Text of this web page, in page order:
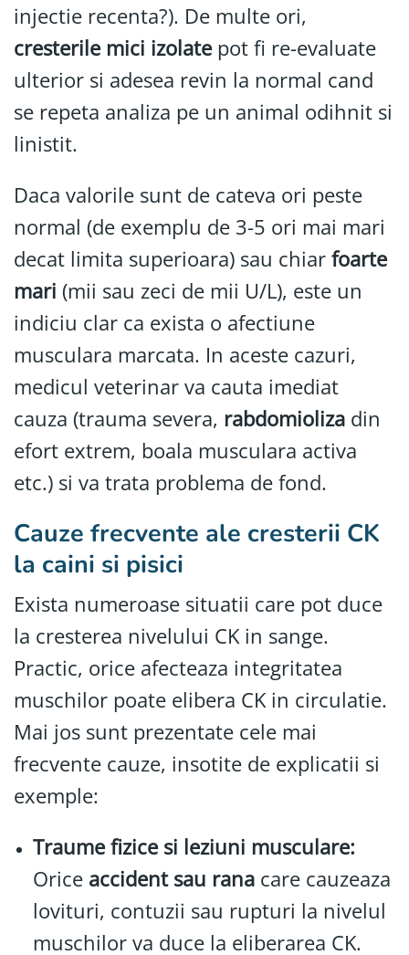
injectie recenta?). De multe ori,
cresterile mici izolatepot fi re-evaluate
ulterior si adesea revin la normal cand
se repeta analiza pe un animal odihnit si
linistit.
Daca valorile sunt de cateva ori peste
normal (de exemplu de 3-5 ori mai mari
decat limita superioara) sau chiarfoarte
mari (mii sau zeci de mii U/L), este un
indiciu clar ca exista o afectiune
musculara marcata. In aceste cazuri,
medicul veterinar va cauta imediat
cauza (trauma severa, rabdomioliza din
efort extrem, boala musculara activa
etc.) si va trata problema de fond.
Cauze frecvente ale cresterii CK
la caini si pisici
Exista numeroase situatii care pot duce
la cresterea nivelului CK in sange.
Practic, orice afecteaza integritatea
muschilor poate elibera CK in circulatie.
Mai jos sunt prezentate cele mai
frecvente cauze, insotite de explicatii si
exemple:
Traume fizice si leziuni musculare:
Orice accident sau ranacare cauzeaza
lovituri, contuzii sau rupturi la nivelul
muschilor va duce la eliberarea CK.